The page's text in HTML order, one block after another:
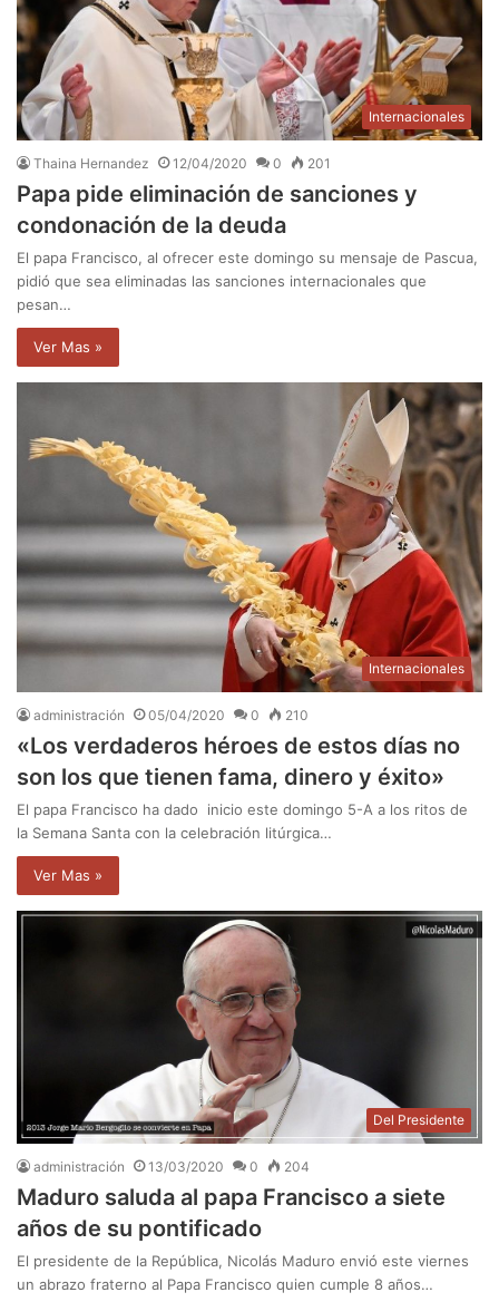
Internacionales
Thaina Hernandez 12/04/2020 0 201
Papa pide eliminación de sanciones y
condonación de la deuda
El papa Francisco, al ofrecer este domingo su mensaje de Pascua,
pidió que sea eliminadas las sanciones internacionales que
pesan…
Ver Mas »
Internacionales
administración 05/04/2020 0 210
«Los verdaderos héroes de estos días no
son los que tienen fama, dinero y éxito»
El papa Francisco ha dado inicio este domingo 5-A a los ritos de
la Semana Santa con la celebración litúrgica…
Ver Mas »
Del Presidente
administración 13/03/2020 0 204
Maduro saluda al papa Francisco a siete
años de su pontificado
El presidente de la República, Nicolás Maduro envió este viernes
un abrazo fraterno al Papa Francisco quien cumple 8 años…